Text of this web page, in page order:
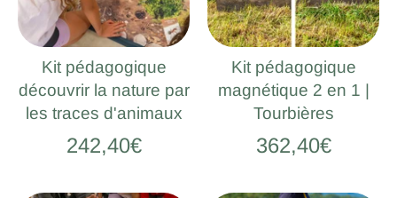
Kit pédagogique
découvrir la nature par
les traces d'animaux
242,40€
Kit pédagogique
magnétique 2 en 1 |
Tourbières
362,40€